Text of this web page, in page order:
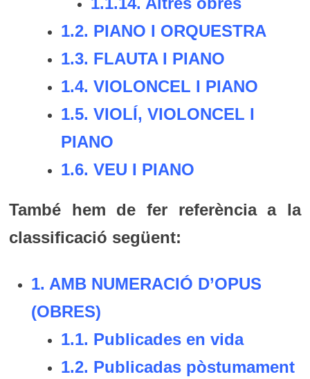
1.2. PIANO I ORQUESTRA
1.3. FLAUTA I PIANO
1.4. VIOLONCEL I PIANO
1.5. VIOLÍ, VIOLONCEL I
PIANO
1.6. VEU I PIANO
També hem de fer referència a la
classificació següent:
1. AMB NUMERACIÓ D’OPUS
(OBRES)
1.1. Publicades en vida
1.2. Publicadas pòstumament